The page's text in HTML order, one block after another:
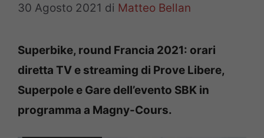
30 Agosto 2021 di Matteo Bellan
Superbike, round Francia 2021: orari
diretta TV e streaming di Prove Libere,
Superpole e Gare dell’evento SBK in
programma a Magny-Cours.